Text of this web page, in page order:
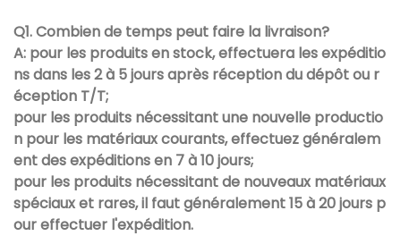
Q1. Combien de temps peut faire la livraison?
A: pour les produits en stock, effectuera les expéditio
ns dans les 2 à 5 jours après réception du dépôt ou r
éception T/T;
pour les produits nécessitant une nouvelle productio
n pour les matériaux courants, effectuez généralem
ent des expéditions en 7 à 10 jours;
pour les produits nécessitant de nouveaux matériaux
spéciaux et rares, il faut généralement 15 à 20 jours p
our effectuer l'expédition.